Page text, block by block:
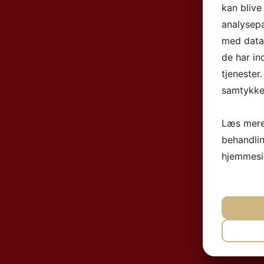
kan
med
de har
Læs